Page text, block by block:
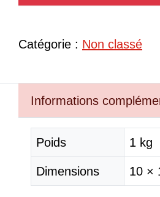
Catégorie : Non classé
Informations
Poids 1 kg
Dimensions 10 ×